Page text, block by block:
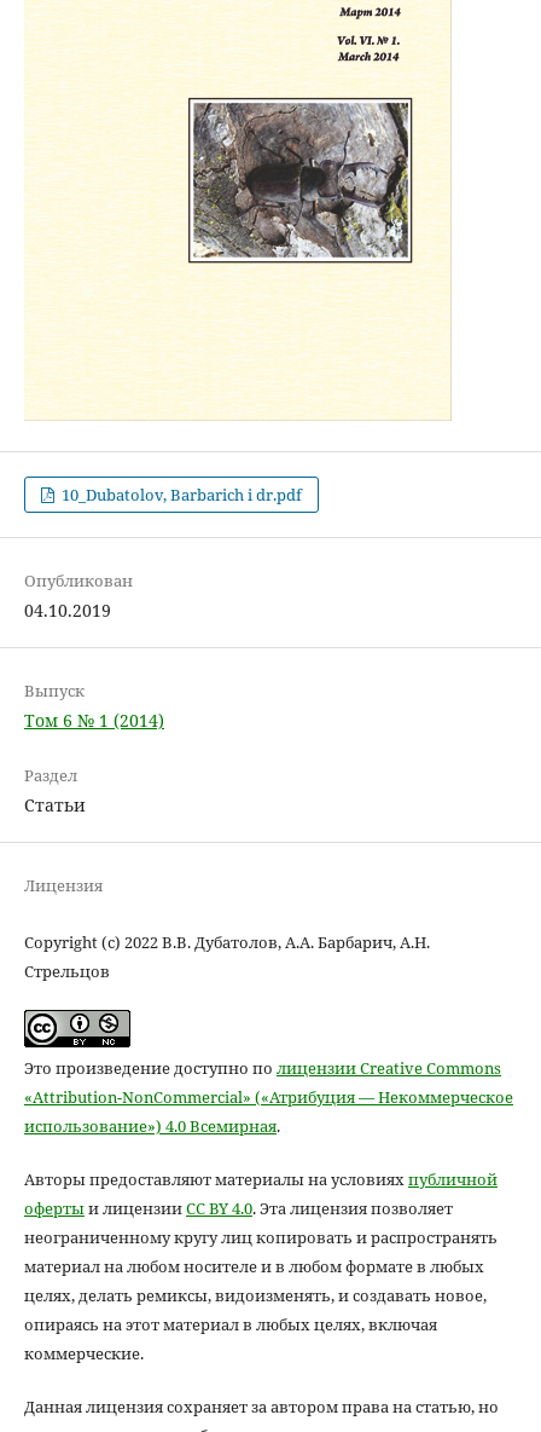
10_Dubatolov, Barbarich i dr.pdf
Опубликован
04.10.2019
Выпуск
Том 6 № 1 (2014)
Раздел
Статьи
Лицензия
Copyright (c) 2022 В.В. Дубатолов, А.А. Барбарич, А.Н.
Стрельцов
Это произведение доступно по лицензии Creative Commons
«Attribution-NonCommercial» («Атрибуция — Некоммерческое
использование») 4.0 Всемирная.
Авторы предоставляют материалы на условияхпубличной
офертыи лицензииCC BY 4.0. Эта лицензия позволяет
неограниченному кругу лиц копировать и распространять
материал на любом носителе и в любом формате в любых
целях, делать ремиксы, видоизменять, и создавать новое,
опираясь на этот материал в любых целях, включая
коммерческие.
Данная лицензия сохраняет за автором права на статью, но